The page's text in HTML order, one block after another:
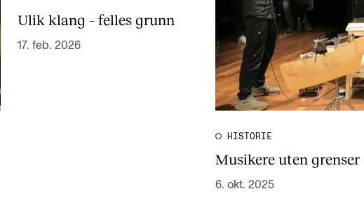
Ulik klang – felles grunn
17. feb. 2026
HISTORIE
Musikere uten grenser
6. okt. 2025